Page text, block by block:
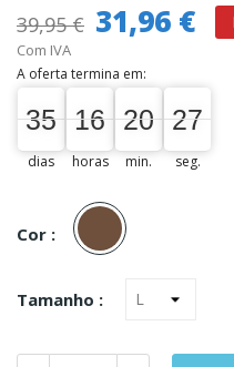
39,95 € 31,96 €
Com IVA
A oferta termina em:
35
35
00
dias
16
16
00
horas
20
20
00
min.
26
27
seg.
Cor :
Castanho
Tamanho :